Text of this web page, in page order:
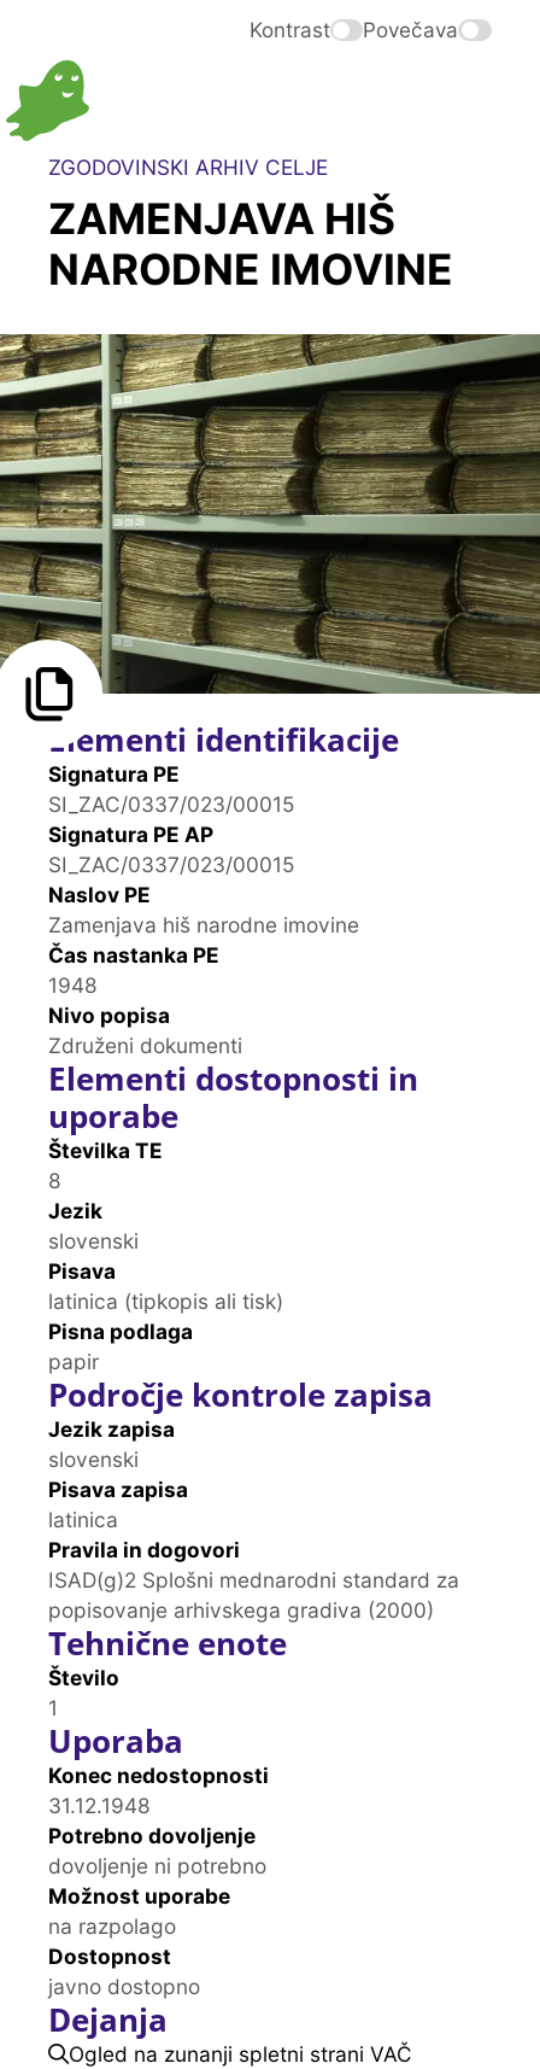
Kontrast Povečava
ZGODOVINSKI ARHIV CELJE
ZAMENJAVA HIŠ
NARODNE IMOVINE
Elementi identifikacije
Signatura PE
SI_ZAC/0337/023/00015
Signatura PE AP
SI_ZAC/0337/023/00015
Naslov PE
Zamenjava hiš narodne imovine
Čas nastanka PE
1948
Nivo popisa
Združeni dokumenti
Elementi dostopnosti in
uporabe
Številka TE
8
Jezik
slovenski
Pisava
latinica (tipkopis ali tisk)
Pisna podlaga
papir
Področje kontrole zapisa
Jezik zapisa
slovenski
Pisava zapisa
latinica
Pravila in dogovori
ISAD(g)2 Splošni mednarodni standard za
popisovanje arhivskega gradiva (2000)
Tehnične enote
Število
1
Uporaba
Konec nedostopnosti
31.12.1948
Potrebno dovoljenje
dovoljenje ni potrebno
Možnost uporabe
na razpolago
Dostopnost
javno dostopno
Dejanja
Ogled na zunanji spletni strani VAČ